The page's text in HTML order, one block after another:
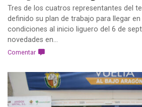
Tres de los cuatros representantes del
definido su plan de trabajo para llegar
condiciones al inicio liguero del 6 de
novedades en...
Comentar